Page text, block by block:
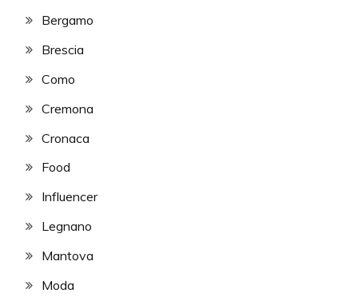
Bergamo
Brescia
Como
Cremona
Cronaca
Food
Influencer
Legnano
Mantova
Moda